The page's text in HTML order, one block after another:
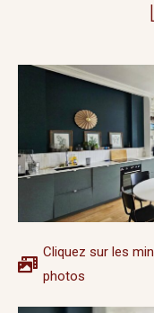
Cliquez sur les
photos